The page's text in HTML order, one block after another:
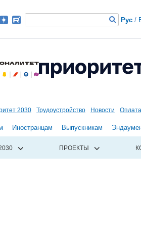
Рус /
2030 Трудоустройство Новости
Иностранцам Выпускникам
ПРОЕКТЫ